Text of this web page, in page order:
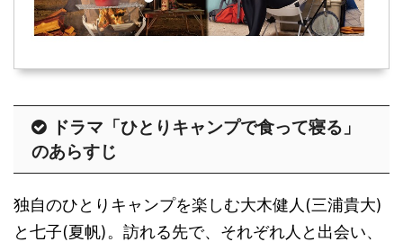
ドラマ「ひとりキャンプで食って寝る」
のあらすじ
独自のひとりキャンプを楽しむ大木健人(三浦貴大)
と七子(夏帆)。訪れる先で、それぞれ人と出会い、